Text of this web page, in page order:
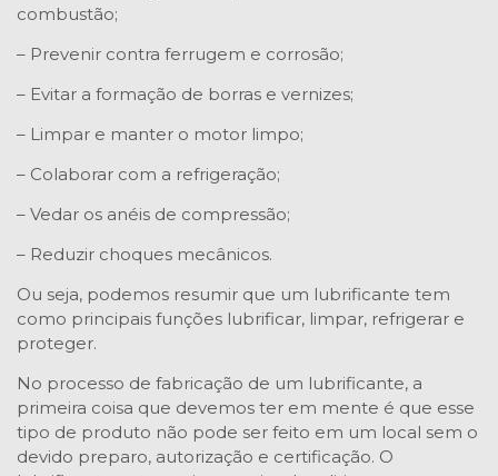
combustão;
– Prevenir contra ferrugem e corrosão;
– Evitar a formação de borras e vernizes;
– Limpar e manter o motor limpo;
– Colaborar com a refrigeração;
– Vedar os anéis de compressão;
– Reduzir choques mecânicos.
Ou seja, podemos resumir que um lubrificante tem
como principais funções lubrificar, limpar, refrigerar e
proteger.
No processo de fabricação de um lubrificante, a
primeira coisa que devemos ter em mente é que esse
tipo de produto não pode ser feito em um local sem o
devido preparo, autorização e certificação. O